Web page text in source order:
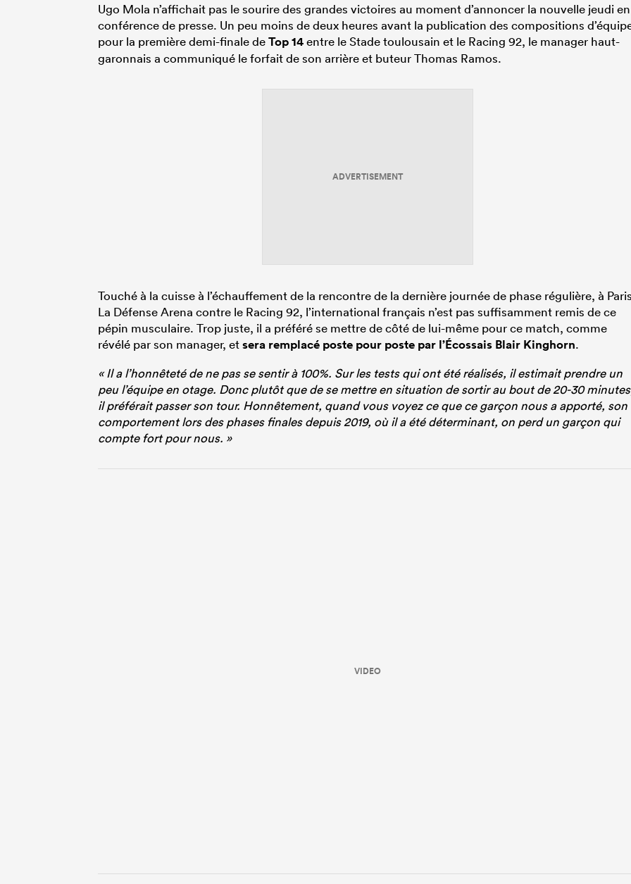
Ugo Mola n’affichait pas le sourire des grandes victoires au moment d’annoncer la nouvelle jeudi en
conférence de presse. Un peu moins de deux heures avant la publication des compositions
pour la première demi-finale deTop 14entre le Stade toulousain et le Racing 92, le manager haut-
garonnais a communiqué le forfait de son arrière et buteur Thomas Ramos.
ADVERTISEMENT
Touché à la cuisse à l’échauffement de la rencontre de la dernière journée de phase régulière, à
La Défense Arena contre le Racing 92, l’international français n’est pas suffisamment remis de ce
pépin musculaire. Trop juste, il a préféré se mettre de côté de lui-même pour ce match, comme
révélé par son manager, etsera remplacé poste pour poste par l’Écossais Blair Kinghorn.
« Il a l’honnêteté de ne pas se sentir à 100%. Sur les tests qui ont été réalisés, il estimait prendre un
peu l’équipe en otage. Donc plutôt que de se mettre en situation de sortir au bout de 20-30
il préférait passer son tour. Honnêtement, quand vous voyez ce que ce garçon nous a apporté, son
comportement lors des phases finales depuis 2019, où il a été déterminant, on perd un garçon qui
compte fort pour nous. »
VIDEO